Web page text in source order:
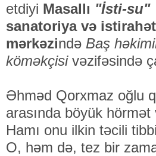
etdiyi Masallı "İsti-su"
sanatoriya və istirahət
mərkəzində Baş
köməkçisi vəzifəsində
Əhməd Qorxmaz oğlu
arasında böyük hörmət
Hamı onu ilkin təcili
O, həm də, tez bir